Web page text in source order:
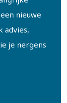
nieuwe
advies,
je nergens